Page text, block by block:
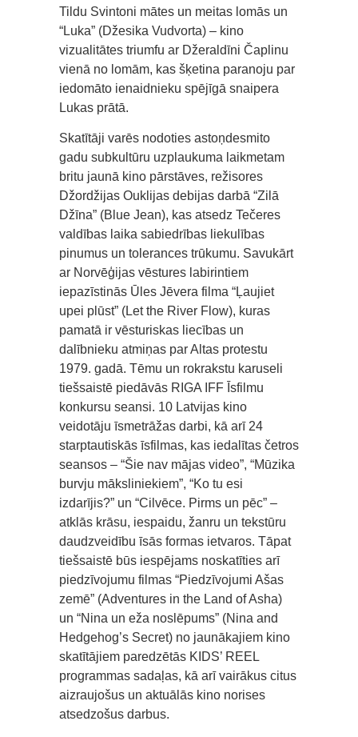
Tildu Svintoni mātes un meitas lomās un
“Luka” (Džesika Vudvorta) – kino
vizualitātes triumfu ar Džeraldīni Čaplinu
vienā no lomām, kas šķetina paranoju par
iedomāto ienaidnieku spējīgā snaipera
Lukas prātā.
Skatītāji varēs nodoties astoņdesmito
gadu subkultūru uzplaukuma laikmetam
britu jaunā kino pārstāves, režisores
Džordžijas Ouklijas debijas darbā “Zilā
Džīna” (Blue Jean), kas atsedz Tečeres
valdības laika sabiedrības liekulības
pinumus un tolerances trūkumu. Savukārt
ar Norvēģijas vēstures labirintiem
iepazīstinās Ūles Jēvera filma “Ļaujiet
upei plūst” (Let the River Flow), kuras
pamatā ir vēsturiskas liecības un
dalībnieku atmiņas par Altas protestu
1979. gadā. Tēmu un rokrakstu karuseli
tiešsaistē piedāvās RIGA IFF Īsfilmu
konkursu seansi. 10 Latvijas kino
veidotāju īsmetrāžas darbi, kā arī 24
starptautiskās īsfilmas, kas iedalītas četros
seansos – “Šie nav mājas video”, “Mūzika
burvju māksliniekiem”, “Ko tu esi
izdarījis?” un “Cilvēce. Pirms un pēc” –
atklās krāsu, iespaidu, žanru un tekstūru
daudzveidību īsās formas ietvaros. Tāpat
tiešsaistē būs iespējams noskatīties arī
piedzīvojumu filmas “Piedzīvojumi Ašas
zemē” (Adventures in the Land of Asha)
un “Nina un eža noslēpums” (Nina and
Hedgehog’s Secret) no jaunākajiem kino
skatītājiem paredzētās KIDS’ REEL
programmas sadaļas, kā arī vairākus citus
aizraujošus un aktuālās kino norises
atsedzošus darbus.